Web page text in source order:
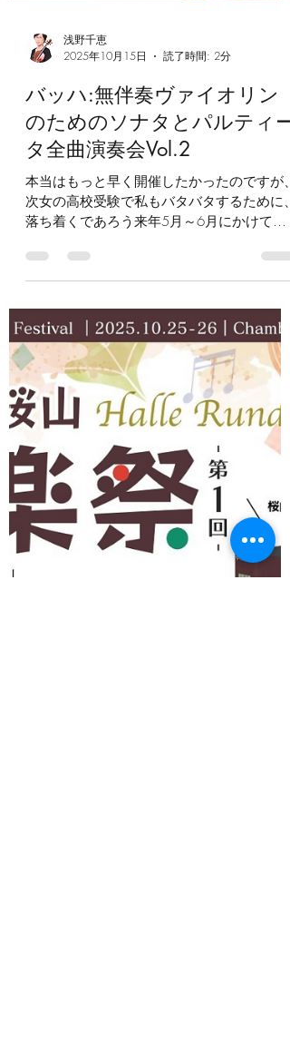
2025年10月15日
読了時間: 2分
バッハ:無伴奏ヴァイオリン
のためのソナタとパルティー
タ全曲演奏会Vol.2
本当はもっと早く開催したかったのですが、
次女の高校受験で私もバタバタするために、
落ち着くであろう来年5月～6月にかけて、
開催することにしました。 今回は、ご協力
くださる方がおられて、大阪でも開催できる
ことになりました。その方には 感謝しても
しきれません(ToT) 第2弾だけになってしまっ
て、申し訳ないのですが... 大阪はほとんど
馴染みのない土地なので、とても楽しみで